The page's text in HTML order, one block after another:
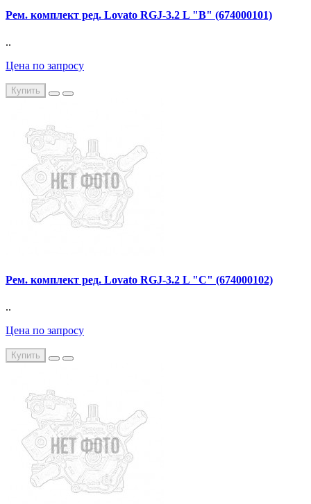
Рем. комплект ред. Lovato RGJ-3.2 L "В" (674000101)
..
Цена по запросу
Купить
Рем. комплект ред. Lovato RGJ-3.2 L "С" (674000102)
..
Цена по запросу
Купить